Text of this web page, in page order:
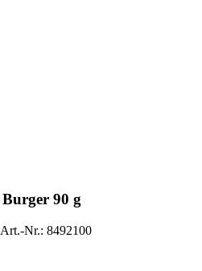
Burger 90 g
Art.-Nr.: 8492100